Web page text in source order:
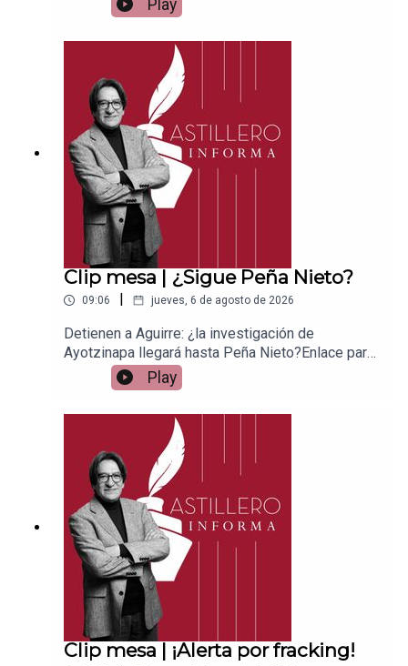
Patreon:https://www.patreon.com/julioastilleroEnl
ace para hacer donaciones vía
PayPal:https://www.paypal.me/julioastilleroCuent
a para hacer transferencias a cuenta BBVA a
nombre de Julio Hernández López:
1539408017CLABE: 012 320 01539408017
2Tienda:https://julioastillerotienda.com/
Play
Clip mesa | ¿Sigue Peña Nieto?
09:06 jueves, 6 de agosto de 2026
Detienen a Aguirre: ¿la investigación de
Ayotzinapa llegará hasta Peña Nieto?Enlace para
apoyar vía
Patreon:https://www.patreon.com/julioastilleroEnl
ace para hacer donaciones vía
PayPal:https://www.paypal.me/julioastilleroCuent
a para hacer transferencias a cuenta BBVA a
nombre de Julio Hernández López:
1539408017CLABE: 012 320 01539408017
2Tienda:https://julioastillerotienda.com/
Play
Clip mesa | ¡Alerta por fracking!